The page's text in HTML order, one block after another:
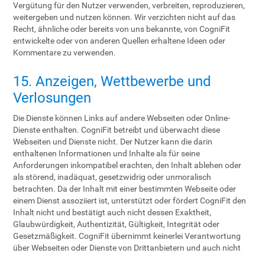
Vergütung für den Nutzer verwenden, verbreiten, reproduzieren,
weitergeben und nutzen können. Wir verzichten nicht auf das
Recht, ähnliche oder bereits von uns bekannte, von CogniFit
entwickelte oder von anderen Quellen erhaltene Ideen oder
Kommentare zu verwenden.
15. Anzeigen, Wettbewerbe und
Verlosungen
Die Dienste können Links auf andere Webseiten oder Online-
Dienste enthalten. CogniFit betreibt und überwacht diese
Webseiten und Dienste nicht. Der Nutzer kann die darin
enthaltenen Informationen und Inhalte als für seine
Anforderungen inkompatibel erachten, den Inhalt ablehen oder
als störend, inadäquat, gesetzwidrig oder unmoralisch
betrachten. Da der Inhalt mit einer bestimmten Webseite oder
einem Dienst assoziiert ist, unterstützt oder fördert CogniFit den
Inhalt nicht und bestätigt auch nicht dessen Exaktheit,
Glaubwürdigkeit, Authentizität, Gültigkeit, Integrität oder
Gesetzmäßigkeit. CogniFit übernimmt keinerlei Verantwortung
über Webseiten oder Dienste von Drittanbietern und auch nicht